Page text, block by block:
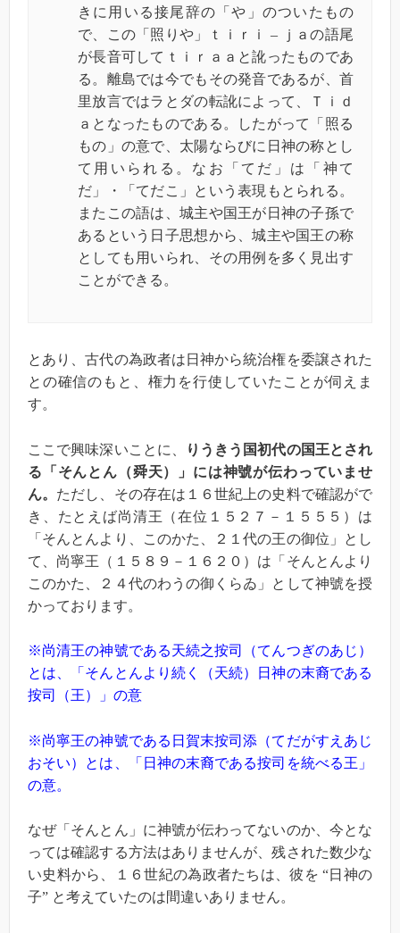
きに用いる接尾辞の「や」のついたもの
で、この「照りや」ｔｉｒｉ – ｊａの語尾
が長音可して ｔｉｒａａ と訛ったものであ
る。離島では今でもその発音であるが、首
里放言ではラとダの転訛によって、
Ｔｉｄ
ａ となったものである。したがって「照る
もの」の意で、太陽ならびに日神の称とし
て用いられる。なお「てだ」は「神て
だ」・「てだこ」という表現もとられる。
またこの語は、城主や国王が日神の子孫で
あるという日子思想から、城主や国王の称
としても用いられ、その用例を多く見出す
ことができる。
とあり、古代の為政者は日神から統治権を委譲された
との確信のもと、権力を行使していたことが伺えま
す。
ここで興味深いことに、
りうきう国初代の国王とされ
る「 そんとん（舜天）」には神號が伝わっていませ
ん。 ただし、その存在は１６世紀上の史料で確認がで
き、たとえば尚清王（在位１５２７－１５５５）は
「そんとんより、このかた、２１代の王の御位」とし
て、尚寧王（１５８９－１６２０）は「そんとんより
このかた、２４代のわうの御くらゐ」として神號を授
かっております。
※尚清王の神號である天続之按司（てんつぎのあじ）
とは、「そんとんより続く（天続）日神の末裔である
按司（王）」の意
※尚寧王の神號である日賀末按司添（てだがすえあじ
おそい）とは、「日神の末裔である按司を統べる王」
の意。
なぜ「そんとん」に神號が伝わってないのか、今とな
っては確認する方法はありませんが、残された数少な
い史料から、１６世紀の為政者たちは、彼を “日神の
子” と考えていたのは間違いありません。